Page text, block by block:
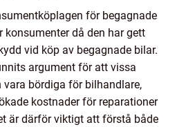
för begagnade
då den har gett
vid köp av begagnade bilar.
argument för att vissa
vara bördiga för bilhandlare,
kostnader för reparationer
är därför viktigt att förstå både